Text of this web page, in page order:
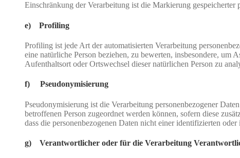
Einschränkung der Verarbeitung ist die Markierung
e) Profiling
Profiling ist jede Art der automatisierten Verarbeitung
eine natürliche Person beziehen, zu bewerten, insbesondere,
Aufenthaltsort oder Ortswechsel dieser natürlichen Person zu
f) Pseudonymisierung
Pseudonymisierung ist die Verarbeitung personenbezogener
betroffenen Person zugeordnet werden können, sofern diese
dass die personenbezogenen Daten nicht einer identifizierten
g) Verantwortlicher oder für die Verarbeitung